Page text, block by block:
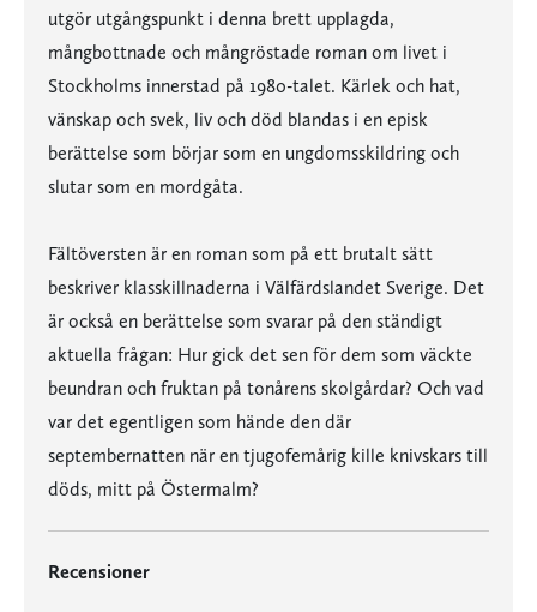
utgör utgångspunkt i denna brett upplagda,
mångbottnade och mångröstade roman om livet i
Stockholms innerstad på 1980-talet. Kärlek och hat,
vänskap och svek, liv och död blandas i en episk
berättelse som börjar som en ungdomsskildring och
slutar som en mordgåta.
Fältöversten är en roman som på ett brutalt sätt
beskriver klasskillnaderna i Välfärdslandet Sverige. Det
är också en berättelse som svarar på den ständigt
aktuella frågan: Hur gick det sen för dem som väckte
beundran och fruktan på tonårens skolgårdar? Och vad
var det egentligen som hände den där
septembernatten när en tjugofemårig kille knivskars till
döds, mitt på Östermalm?
Recensioner